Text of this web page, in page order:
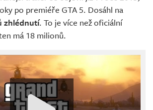
po premiéře GTA 5. Dosáhl na
zhlédnutí. To je více než oficiální
má 18 milionů.